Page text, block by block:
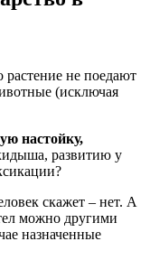
растение не поедают
(исключая
настойку,
развитию у
скажет – нет. А
можно другими
назначенные